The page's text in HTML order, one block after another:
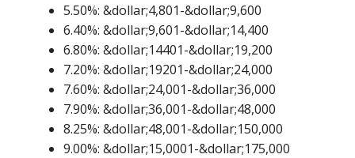
5.50%: &dollar;4,801-&dollar;9,600
6.40%: &dollar;9,601-&dollar;14,400
6.80%: &dollar;14401-&dollar;19,200
7.20%: &dollar;19201-&dollar;24,000
7.60%: &dollar;24,001-&dollar;36,000
7.90%: &dollar;36,001-&dollar;48,000
8.25%: &dollar;48,001-&dollar;150,000
9.00%: &dollar;15,0001-&dollar;175,000